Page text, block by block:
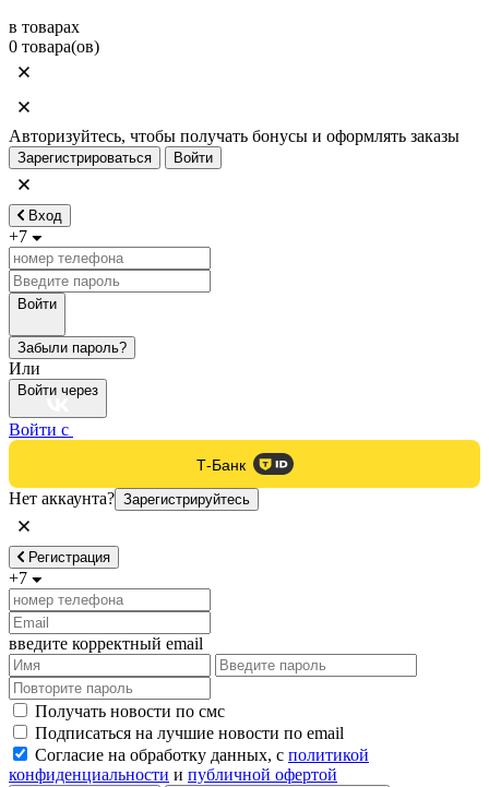
в товарах
0 товара(ов)
Авторизуйтесь, чтобы получать бонусы и оформлять заказы
Зарегистрироваться Войти
Вход
+7
Войти
Забыли пароль?
Или
Войти через
Войти с
Т-Банк
Нет аккаунта? Зарегистрируйтесь
Регистрация
+7
введите корректный email
Получать новости по смс
Подписаться на лучшие новости по email
Согласие на обработку данных, с политикой
конфиденциальности и публичной офертой